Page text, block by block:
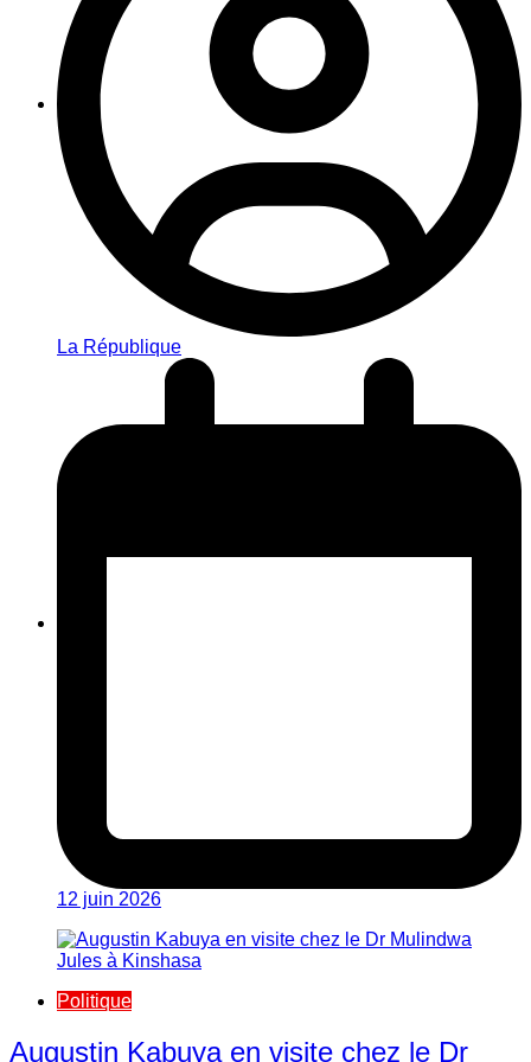
La République
12 juin 2026
Politique
Augustin Kabuya en visite chez le Dr